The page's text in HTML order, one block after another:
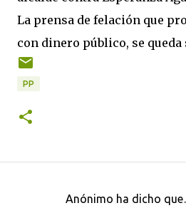
La prensa de felación que
con dinero público, se queda
PP
Anónimo ha dicho